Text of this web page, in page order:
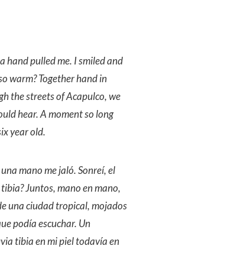
hand pulled me. I smiled and
warm? Together hand in
the streets of Acapulco, we
hear. A moment so long
year old.
mano me jaló. Sonreí, el
Juntos, mano en mano,
una ciudad tropical, mojados
podía escuchar. Un
tibia en mi piel todavía en